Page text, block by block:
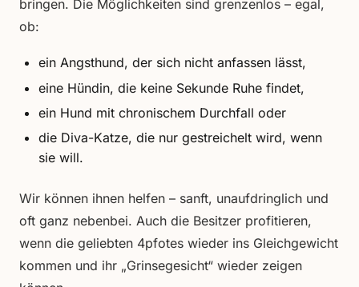
bringen. Die Möglichkeiten sind grenzenlos – egal,
ob:
ein Angsthund, der sich nicht anfassen lässt,
eine Hündin, die keine Sekunde Ruhe findet,
ein Hund mit chronischem Durchfall oder
die Diva-Katze, die nur gestreichelt wird, wenn
sie will.
Wir können ihnen helfen – sanft, unaufdringlich und
oft ganz nebenbei. Auch die Besitzer profitieren,
wenn die geliebten 4pfotes wieder ins Gleichgewicht
kommen und ihr „Grinsegesicht“ wieder zeigen